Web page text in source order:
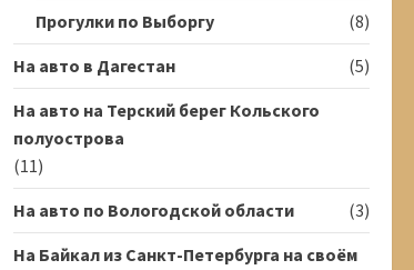
Прогулки по Выборгу
(8)
На авто в Дагестан
(5)
На авто на Терский берег Кольского
полуострова
(11)
На авто по Вологодской области
(3)
На Байкал из Санкт-Петербурга на своём